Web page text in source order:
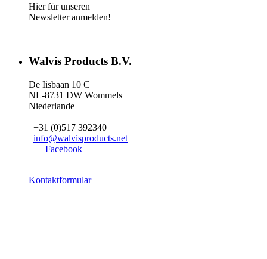
Hier für unseren
Newsletter anmelden!
Walvis Products B.V.
De Iisbaan 10 C
NL-8731 DW Wommels
Niederlande
+31 (0)517 392340
info@walvisproducts.net
Facebook
Kontaktformular